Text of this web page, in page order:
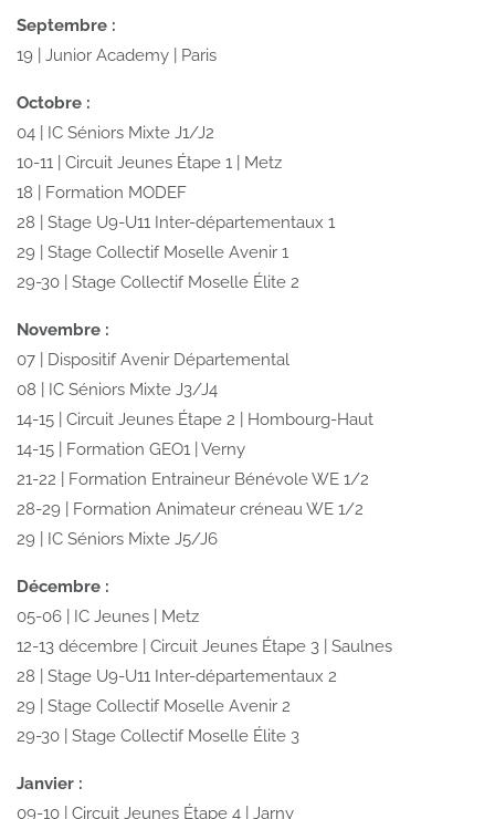
Septembre :
19 | Junior Academy | Paris
Octobre :
04 | IC Séniors Mixte J1/J2
10-11 | Circuit Jeunes Étape 1 | Metz
18 | Formation MODEF
28 | Stage U9-U11 Inter-départementaux 1
29 | Stage Collectif Moselle Avenir 1
29-30 | Stage Collectif Moselle Élite 2
Novembre :
07 | Dispositif Avenir Départemental
08 | IC Séniors Mixte J3/J4
14-15 | Circuit Jeunes Étape 2 | Hombourg-Haut
14-15 | Formation GEO1 | Verny
21-22 | Formation Entraineur Bénévole WE 1/2
28-29 | Formation Animateur créneau WE 1/2
29 | IC Séniors Mixte J5/J6
Décembre :
05-06 | IC Jeunes | Metz
12-13 décembre | Circuit Jeunes Étape 3 | Saulnes
28 | Stage U9-U11 Inter-départementaux 2
29 | Stage Collectif Moselle Avenir 2
29-30 | Stage Collectif Moselle Élite 3
Janvier :
09-10 | Circuit Jeunes Étape 4 | Jarny